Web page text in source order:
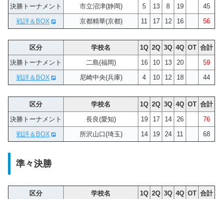
決勝トーナメント
市立沼津(静岡) 5 13 8 19
45
戦評＆BOX
京都精華(京都) 11 17 12 16 56
区分 学校名 1Q 2Q 3Q 4Q OT 合計
決勝トーナメント
二島(福岡) 16 10 13 20
59
戦評＆BOX
尼崎中央(兵庫) 4 10 12 18 44
区分 学校名 1Q 2Q 3Q 4Q OT 合計
決勝トーナメント
長良(愛知) 19 17 14 26
76
戦評＆BOX
所沢山口(埼玉) 14 19 24 11 68
準々決勝
区分 学校名 1Q 2Q 3Q 4Q OT 合計